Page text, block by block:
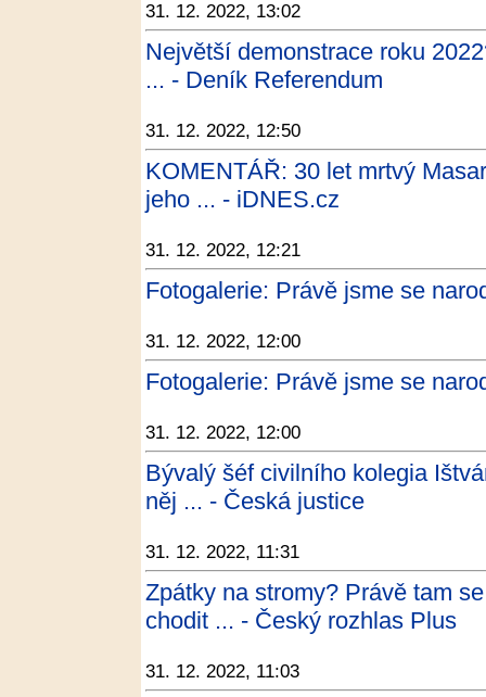
31. 12. 2022, 13:02
Největší demonstrace roku
... - Deník Referendum
31. 12. 2022, 12:50
KOMENTÁŘ: 30 let mrtvý
jeho ... - iDNES.cz
31. 12. 2022, 12:21
Fotogalerie: Právě jsme se
31. 12. 2022, 12:00
Fotogalerie: Právě jsme se
31. 12. 2022, 12:00
Bývalý šéf civilního kolegia
něj ... - Česká justice
31. 12. 2022, 11:31
Zpátky na stromy? Právě tam
chodit ... - Český rozhlas Plus
31. 12. 2022, 11:03